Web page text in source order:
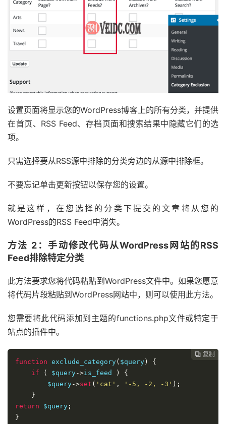
设置页面将显示您的WordPress博客上的所有分类，并提供
在首页、RSS Feed、存档页面和搜索结果中隐藏它们的选
项。
只需选择要从RSS源中排除的分类旁边的从源中排除框。
不要忘记单击更新按钮以保存您的设置。
就是这样，在您选择的分类下提交的文章将从您的
WordPress的RSS Feed中消失。
方法 2：手动修改代码从WordPress网站的RSS
Feed排除特定分类
此方法要求您将代码粘贴到WordPress文件中。如果您愿意
将代码片段粘贴到WordPress网站中，则可以使用此方法。
您需要将此代码添加到主题的functions.php文件或特定于
站点的插件中。
 复制
 复制
 复制
 复制
function exclude_category( $query )
{
if
( $query->is_feed )
{
$query->set ( 'cat' , '-5, -2, -3' );
}
return $query ;
}